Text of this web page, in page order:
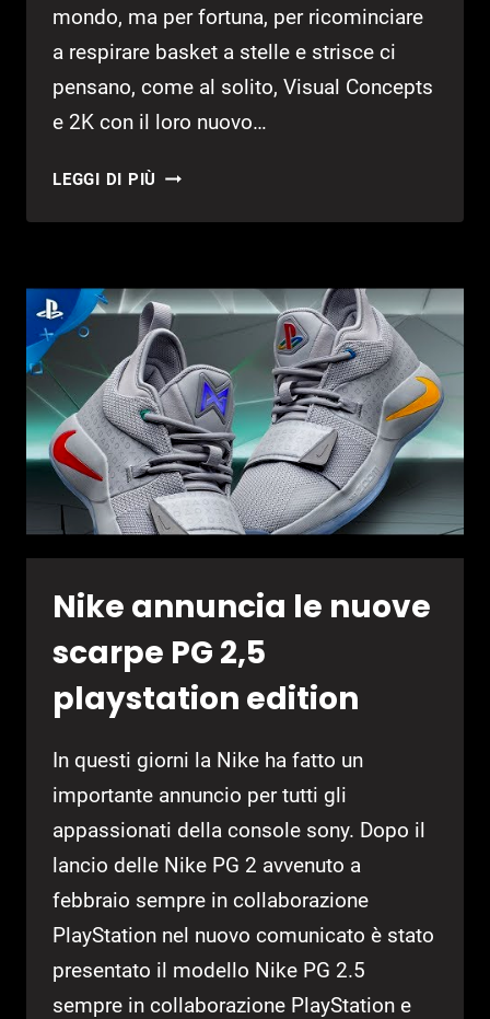
mondo, ma per fortuna, per ricominciare
a respirare basket a stelle e strisce ci
pensano, come al solito, Visual Concepts
e 2K con il loro nuovo…
LEGGI DI PIÙ NBA
I
GIOCATORI
–
POSIZIONE
100-
91
Nike annuncia le nuove
scarpe PG 2,5
playstation edition
In questi giorni la Nike ha fatto un
importante annuncio per tutti gli
appassionati della console sony. Dopo il
lancio delle Nike PG 2 avvenuto a
febbraio sempre in collaborazione
PlayStation nel nuovo comunicato è stato
presentato il modello Nike PG 2.5
sempre in collaborazione PlayStation e